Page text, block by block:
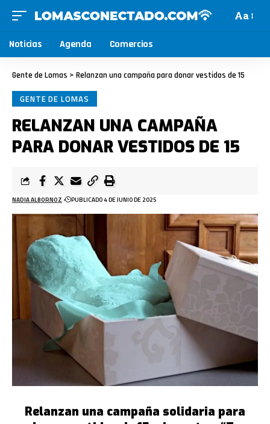
Aa
Noticias Agenda Comercios
Gente de Lomas > Relanzan una campaña para donar vestidos de 15
GENTE DE LOMAS
RELANZAN UNA CAMPAÑA
PARA DONAR VESTIDOS DE 15
NADIA ALBORNOZ PUBLICADO 4 DE JUNIO DE 2025
Relanzan una campaña solidaria para